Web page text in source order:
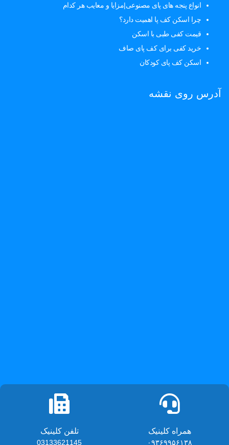
انواع پنجه های پای مصنوعی|مزایا و معایب هر کدام
چرا اسکن کف پا اهمیت دارد؟
قیمت کفی طبی با اسکن
خرید کفی برای کف پای صاف
اسکن کف پای کودکان
آدرس روی نقشه
همراه کلینیک
۰۹۳۶۹۹۵۶۱۳۸
تلفن کلینیک
03133621145